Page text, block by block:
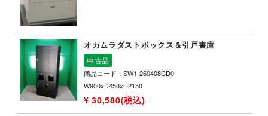
オカムラダストボックス＆引戸書庫
中古品
商品コード：SW1-260408CD0
W900xD450xH2150
¥ 30,580(税込)